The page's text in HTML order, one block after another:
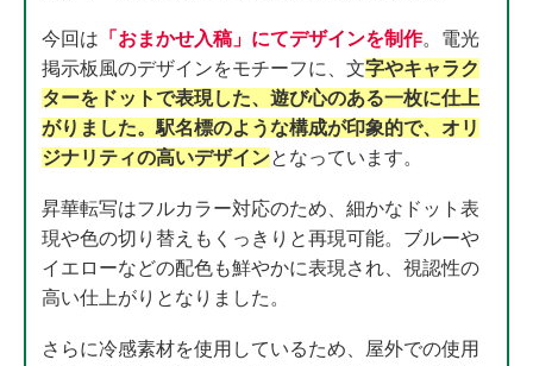
今回は 「おまかせ入稿」にてデザインを制作。電光
掲示板風のデザインをモチーフに、文字やキャラク
ターをドットで表現した、遊び心のある一枚に仕上
がりました。駅名標のような構成が印象的で、オリ
ジナリティの高いデザインとなっています。
昇華転写はフルカラー対応のため、細かなドット表
現や色の切り替えもくっきりと再現可能。ブルーや
イエローなどの配色も鮮やかに表現され、視認性の
高い仕上がりとなりました。
さらに冷感素材を使用しているため、屋外での使用